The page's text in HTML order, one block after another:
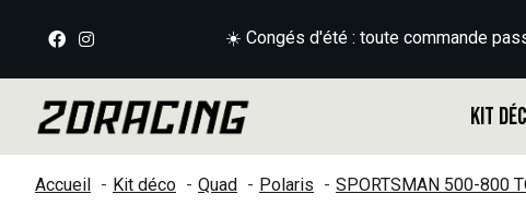
☀️ Congés d'été : toute commande
Kit
Accueil Kit déco Quad Polaris SPORTSMAN 500-800